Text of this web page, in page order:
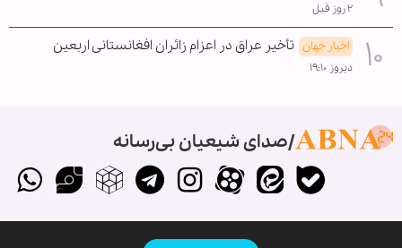
۲ روز قبل
اخبار جهان تأخیر عراق در اعزام زائران افغانستانی اربعین
دیروز ۱۹:۱۰
صدای شیعیان بی‌رسانه